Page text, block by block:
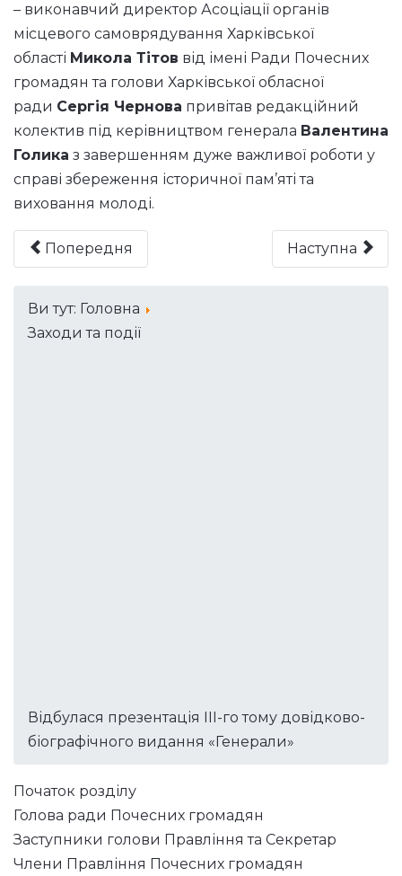
– виконавчий директор Асоціації органів
місцевого самоврядування Харківської
області Микола Тітов від імені Ради Почесних
громадян та голови Харківської обласної
ради Сергія Чернова привітав редакційний
колектив під керівництвом генерала Валентина
Голика з завершенням дуже важливої роботи у
справі збереження історичної пам’яті та
виховання молоді.
Попередня Наступна
Ви тут: Головна
Заходи та події
Відбулася презентація III-го тому довідково-
біографічного видання «Генерали»
Початок розділу
Голова ради Почесних громадян
Заступники голови Правління та Секретар
Члени Правління Почесних громадян